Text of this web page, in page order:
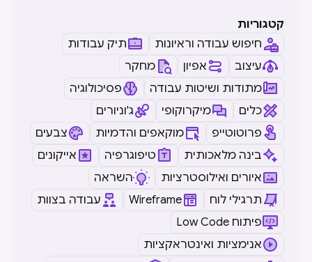
קטגוריות
חיפוש עבודה וראיונות
תיק עבודות
עיצוב
אפיון
מחקר
מתודות ושיטות עבודה
פסיכולוגיה
כלים
מיקרוקופי
ג'וניורים
פרוטוטייפ
מוקאפים והדמיות
צבעים
בינה מלאכותית
טיפוגרפיה
אייקונים
איורים ואילוסטרציות
השראה
תרגילי לוח
Wireframe
עבודה בצוות
Low Code פיתוח
אנימציות ואינטראקציות